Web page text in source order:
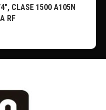
CLASE 1500 A105N
RF